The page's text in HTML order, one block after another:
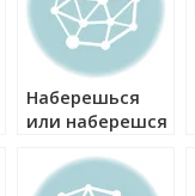
Наберешься
или наберешся